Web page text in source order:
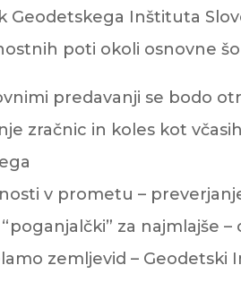
Geodetskega Inštituta
poti okoli osnovne
predavanji se bodo
zračnic in koles kot
v prometu –
za najmlajše
zemljevid – Geodetski